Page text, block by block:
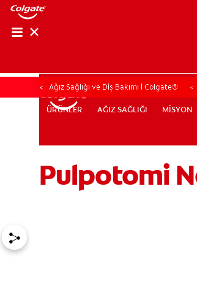
ÜRÜNLER AĞIZ SAĞLIĞI MİSYON
TR (TR) KAYIT OL
ÜRÜNLER AĞIZ SAĞLIĞI MİSYON
Ağız Sağlığı ve Diş Bakımı | Colgate®
Pulpotomi